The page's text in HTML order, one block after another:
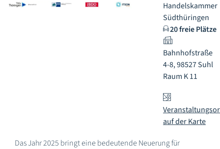
Handelskammer
Südthüringen
20 freie Plätze
Bahnhofstraße
4-8, 98527 Suhl
Raum K 11
auf der Karte
Das Jahr 2025 bringt eine bedeutende Neuerung für